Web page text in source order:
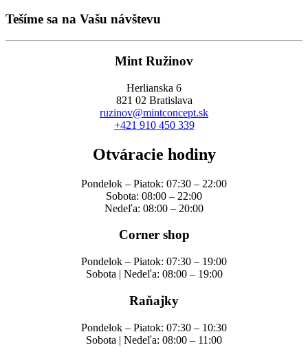
Tešíme sa na Vašu návštevu
Mint Ružinov
Herlianska 6
821 02 Bratislava
ruzinov@mintconcept.sk
+421 910 450 339
Otváracie hodiny
Pondelok – Piatok: 07:30 – 22:00
Sobota: 08:00 – 22:00
Nedeľa: 08:00 – 20:00
Corner shop
Pondelok – Piatok: 07:30 – 19:00
Sobota | Nedeľa: 08:00 – 19:00
Raňajky
Pondelok – Piatok: 07:30 – 10:30
Sobota | Nedeľa: 08:00 – 11:00